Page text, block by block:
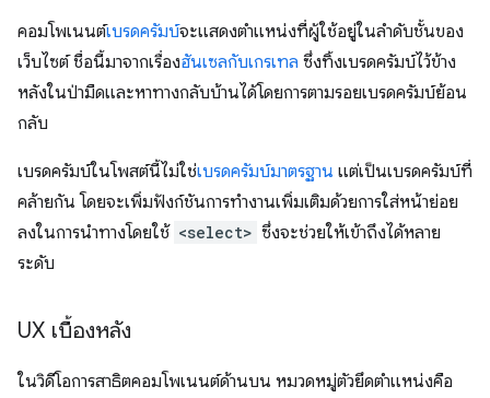
คอมโพเนนต์เบรดครัมบ์จะแสดงตำแหน่งที่ผู้ใช้อยู่ในลำดับชั้นของ
เว็บไซต์ ชื่อนี้มาจากเรื่องฮันเซลกับเกรเทล ซึ่งทิ้งเบรดครัมบ์ไว้ข้าง
หลังในป่ามืดและหาทางกลับบ้านได้โดยการตามรอยเบรดครัมบ์ย้อน
กลับ
เบรดครัมบ์ในโพสต์นี้ไม่ใช่เบรดครัมบ์มาตรฐาน แต่เป็นเบรดครัมบ์ที่
คล้ายกัน โดยจะเพิ่มฟังก์ชันการทำงานเพิ่มเติมด้วยการใส่หน้าย่อย
ลงในการนำทางโดยใช้ <select> ซึ่งจะช่วยให้เข้าถึงได้หลาย
ระดับ
UX เบื้องหลัง
ในวิดีโอการสาธิตคอมโพเนนต์ด้านบน หมวดหมู่ตัวยึดตำแหน่งคือ